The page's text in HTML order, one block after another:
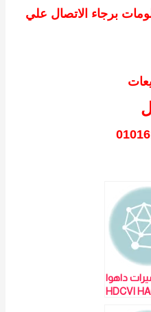
داهوا
HDCVI